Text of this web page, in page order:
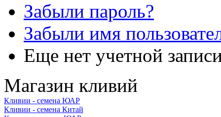
Забыли пароль?
Забыли имя
Еще нет учетной
Магазин кливий
Кливии - семена ЮАР
Кливии - семена Китай